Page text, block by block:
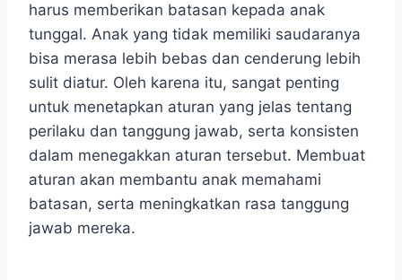
harus memberikan batasan kepada anak
tunggal. Anak yang tidak memiliki saudaranya
bisa merasa lebih bebas dan cenderung lebih
sulit diatur. Oleh karena itu, sangat penting
untuk menetapkan aturan yang jelas tentang
perilaku dan tanggung jawab, serta konsisten
dalam menegakkan aturan tersebut. Membuat
aturan akan membantu anak memahami
batasan, serta meningkatkan rasa tanggung
jawab mereka.